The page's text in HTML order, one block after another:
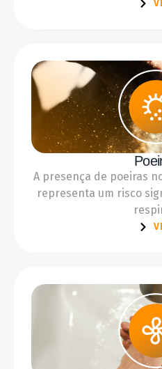
A presença de poeiras
representa um risco